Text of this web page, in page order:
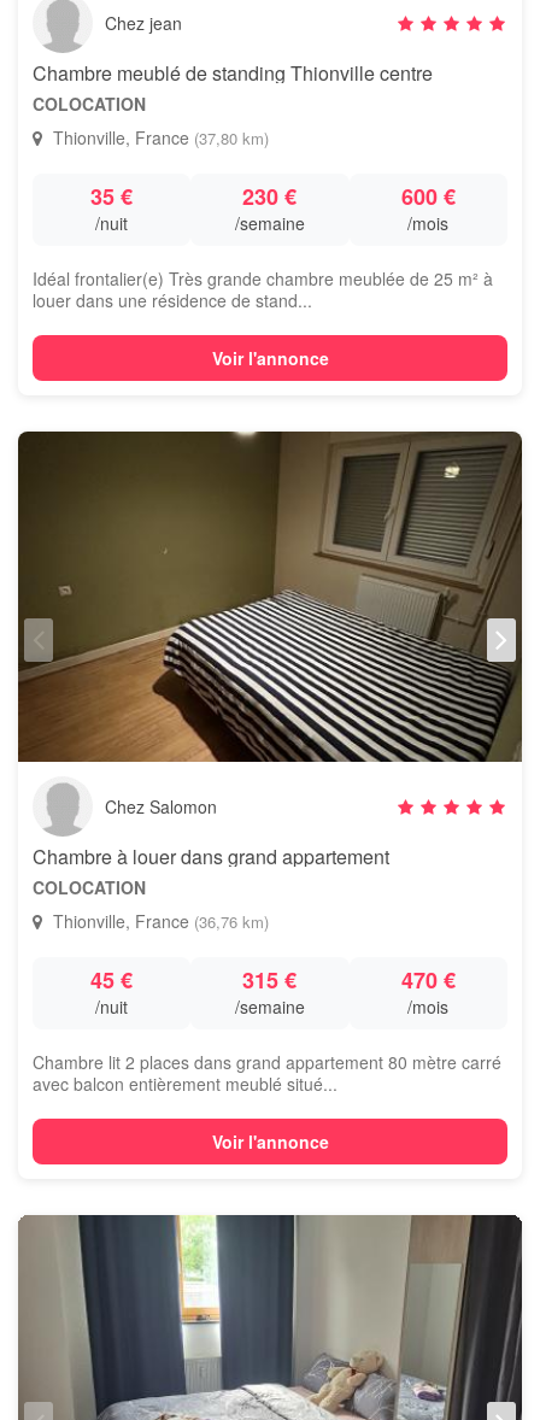
Chez jean
Chambre meublé de standing Thionville centre
COLOCATION
Thionville, France (37,80 km)
35 €
/nuit
230 €
/semaine
600 €
/mois
Idéal frontalier(e) Très grande chambre meublée de 25 m² à
louer dans une résidence de stand...
Voir l'annonce
Chez Salomon
Chambre à louer dans grand appartement
COLOCATION
Thionville, France (36,76 km)
45 €
/nuit
315 €
/semaine
470 €
/mois
Chambre lit 2 places dans grand appartement 80 mètre carré
avec balcon entièrement meublé situé...
Voir l'annonce